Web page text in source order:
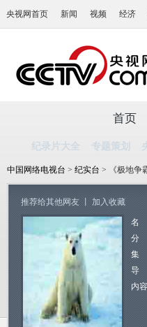
央视网首页 新闻 视频 经济
首页
纪录片大全 专题策划
中国网络电视台 > 纪实台 > 《极地争
推荐给其他网友 加入收藏
名
分
集
导
内